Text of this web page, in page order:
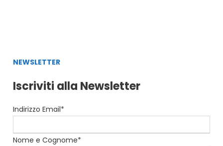
NEWSLETTER
Iscriviti alla Newsletter
Indirizzo Email*
Nome e Cognome*